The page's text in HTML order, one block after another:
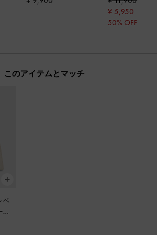
ク
¥ 5,950
50% OFF
このアイテムとマッチ
ベ